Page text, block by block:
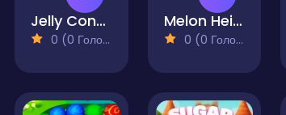
Jelly Connect
0 (0 Голосів)
Melon Heist
0 (0 Голосів)